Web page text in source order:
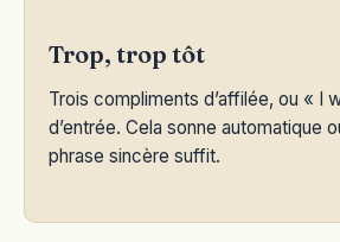
Trop, trop tôt
Trois compliments d’affilée, ou « I
d’entrée. Cela sonne automatique
phrase sincère suffit.